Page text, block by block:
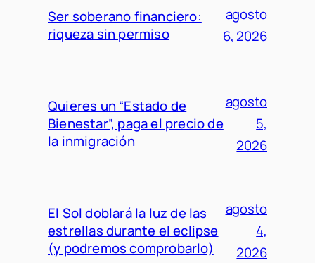
Ser soberano financiero:
riqueza sin permiso
agosto
6, 2026
Quieres un “Estado de
Bienestar”, paga el precio de
la inmigración
agosto
5,
2026
El Sol doblará la luz de las
estrellas durante el eclipse
(y podremos comprobarlo)
agosto
4,
2026